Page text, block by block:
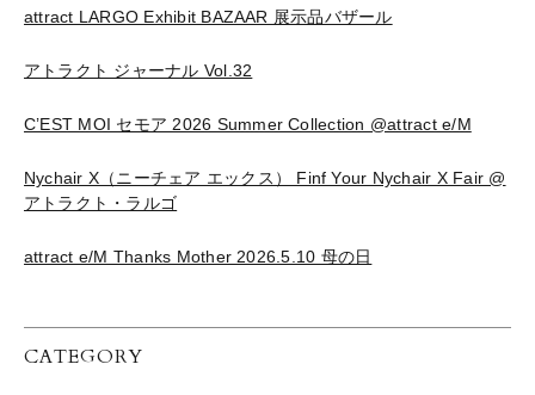
attract LARGO Exhibit BAZAAR 展示品バザール
アトラクト ジャーナル Vol.32
C’EST MOI セモア 2026 Summer Collection @attract e/M
Nychair X（ニーチェア エックス） Finf Your Nychair X Fair @
アトラクト・ラルゴ
attract e/M Thanks Mother 2026.5.10 母の日
CATEGORY